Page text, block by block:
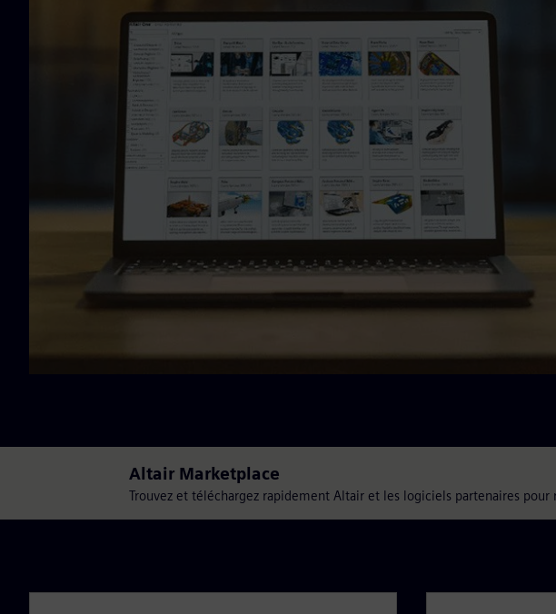
Altair Marketplace
Trouvez et téléchargez rapidement Altair et les logiciels partenaires pour